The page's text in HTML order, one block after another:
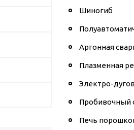
Шиногиб
Аргонная
Плазменная
Электро-
Пробивочный
Печь